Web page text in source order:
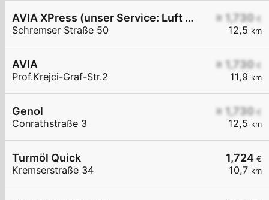
≥ 1,730 €
12,5 km
AVIA XPress (unser Service: Luft und Wasser)
Schremser Straße 50
≥ 1,730 €
11,9 km
AVIA
Prof.Krejci-Graf-Str.2
≥ 1,730 €
12,5 km
Genol
Conrathstraße 3
1,724 €
10,7 km
Turmöl Quick
Kremserstraße 34